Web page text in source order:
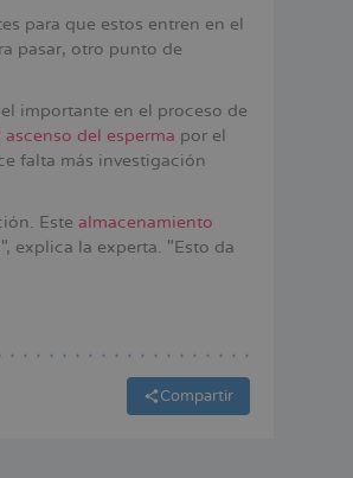
para que estos entren en el
pasar, otro punto de
importante en el proceso de
del esperma por el
falta más investigación
Este almacenamiento
explica la experta. "Esto da
Compartir